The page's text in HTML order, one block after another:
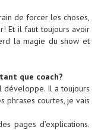
de forcer les choses,
Et il faut toujours avoir
la magie du show et
que coach?
développe. Il a toujours
phrases courtes, je vais
pages d’explications.